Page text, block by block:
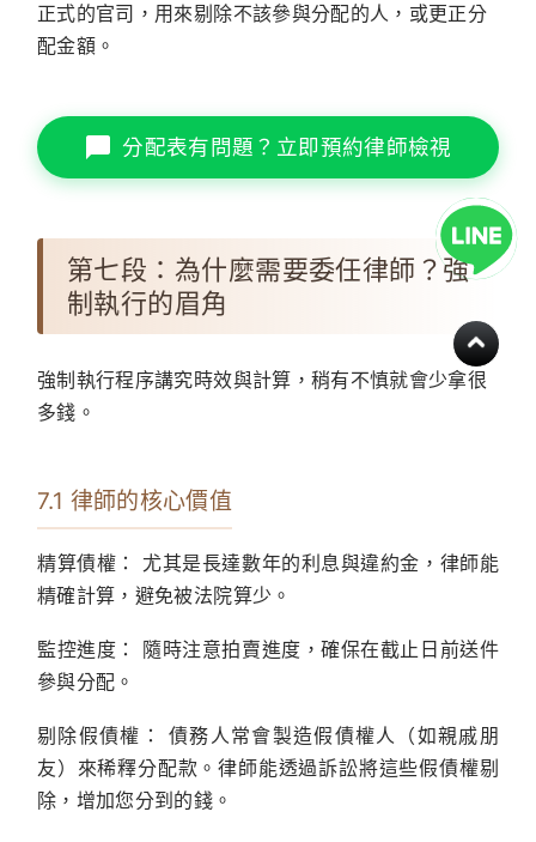
正式的官司，用來剔除不該參與分配的人，或更正分
配金額。
分配表有問題？立即預約律師檢視
第七段：為什麼需要委任律師？強
制執行的眉角
強制執行程序講究時效與計算，稍有不慎就會少拿很
多錢。
7.1 律師的核心價值
精算債權：
尤其是長達數年的利息與違約金，律師能
精確計算，避免被法院算少。
監控進度：
隨時注意拍賣進度，確保在截止日前送件
參與分配。
剔除假債權：
債務人常會製造假債權人（如親戚朋
友）來稀釋分配款。律師能透過訴訟將這些假債權剔
除，增加您分到的錢。